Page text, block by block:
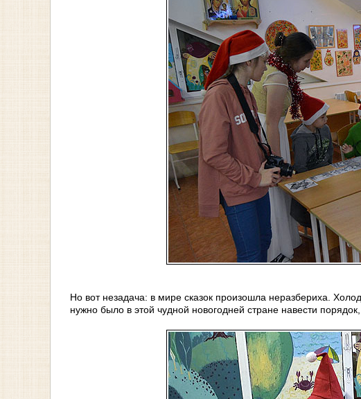
Но вот незадача: в мире сказок произошла неразбериха.
нужно было в этой чудной новогодней стране навести